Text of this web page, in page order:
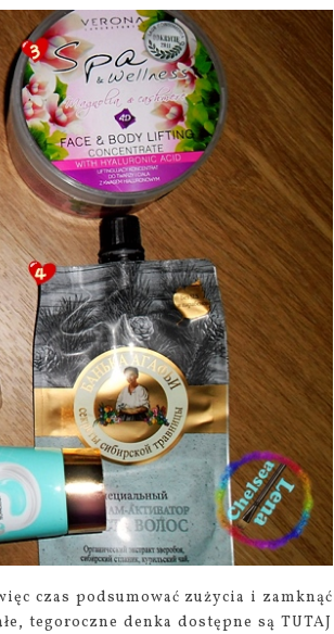
czas podsumować zużycia i zamknąć
tegoroczne denka dostępne są TUTAJ